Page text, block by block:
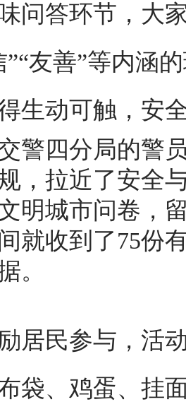
问答环节，大
友善”等内涵
生动可触，安
四分局的警员
，拉近了安全
明城市问卷，
收到了75份
。
民参与，活动
袋、鸡蛋、挂